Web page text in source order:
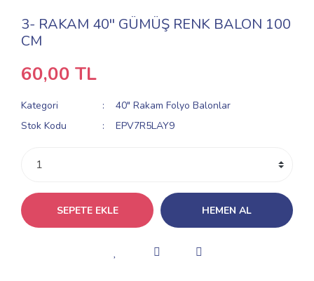
3- RAKAM 40'' GÜMÜŞ RENK BALON 100
CM
60,00 TL
Kategori
40" Rakam Folyo Balonlar
Stok Kodu
EPV7R5LAY9
SEPETE EKLE HEMEN AL